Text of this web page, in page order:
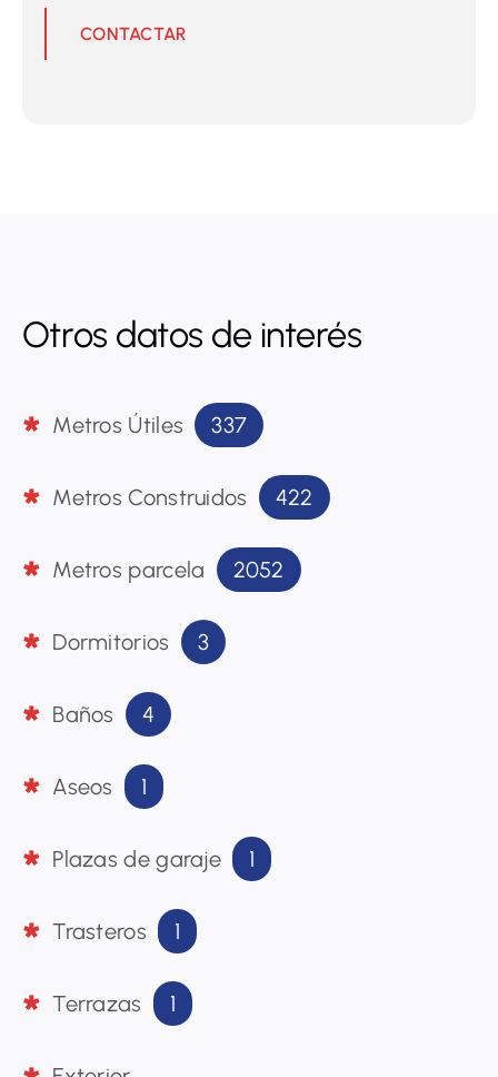
CONTACTAR
Otros datos de interés
Metros Útiles 337
Metros Construidos 422
Metros parcela 2052
Dormitorios 3
Baños 4
Aseos 1
Plazas de garaje 1
Trasteros 1
Terrazas 1